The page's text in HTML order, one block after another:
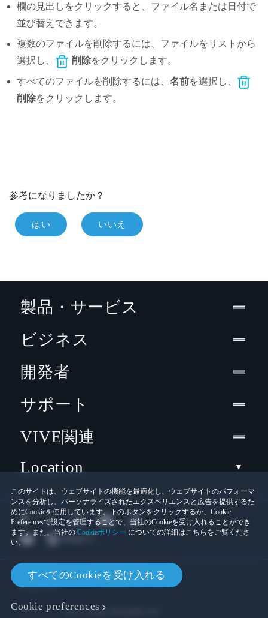
欄の見出しをクリックすると、ファイル名または日付で
並び替えできます。
複数のファイルを削除するには、ファイルをリストから
選択し、
削除をクリックします。
すべてのファイルを削除するには、 名前を選択し、
削除をクリックします。
参考になりましたか？
はい いいえ
このサイトは、ウェブサイトの機能を最適化し、ウェブサイトのパフォーマ
ンスを分析し、パーソナライズされたエクスペリエンスと広告を提供するた
めにCookieを使用しています。下のボタンをクリックするか、Cookie
Preferencesで設定を管理することで、当社のCookieを受け入れることができ
ます。また、当社の Cookieポリシー についての詳細はこちらをご覧くださ
い。
すべてのCookieを受け入れる
Cookie preferences
製品・サービス
ビジネス
開発者
サポート
VIVE関連
Location
© 2011-2026 HTC Corporation
法的情報
Cookies
プライバシー連絡先:Global-Privacy@htc.com